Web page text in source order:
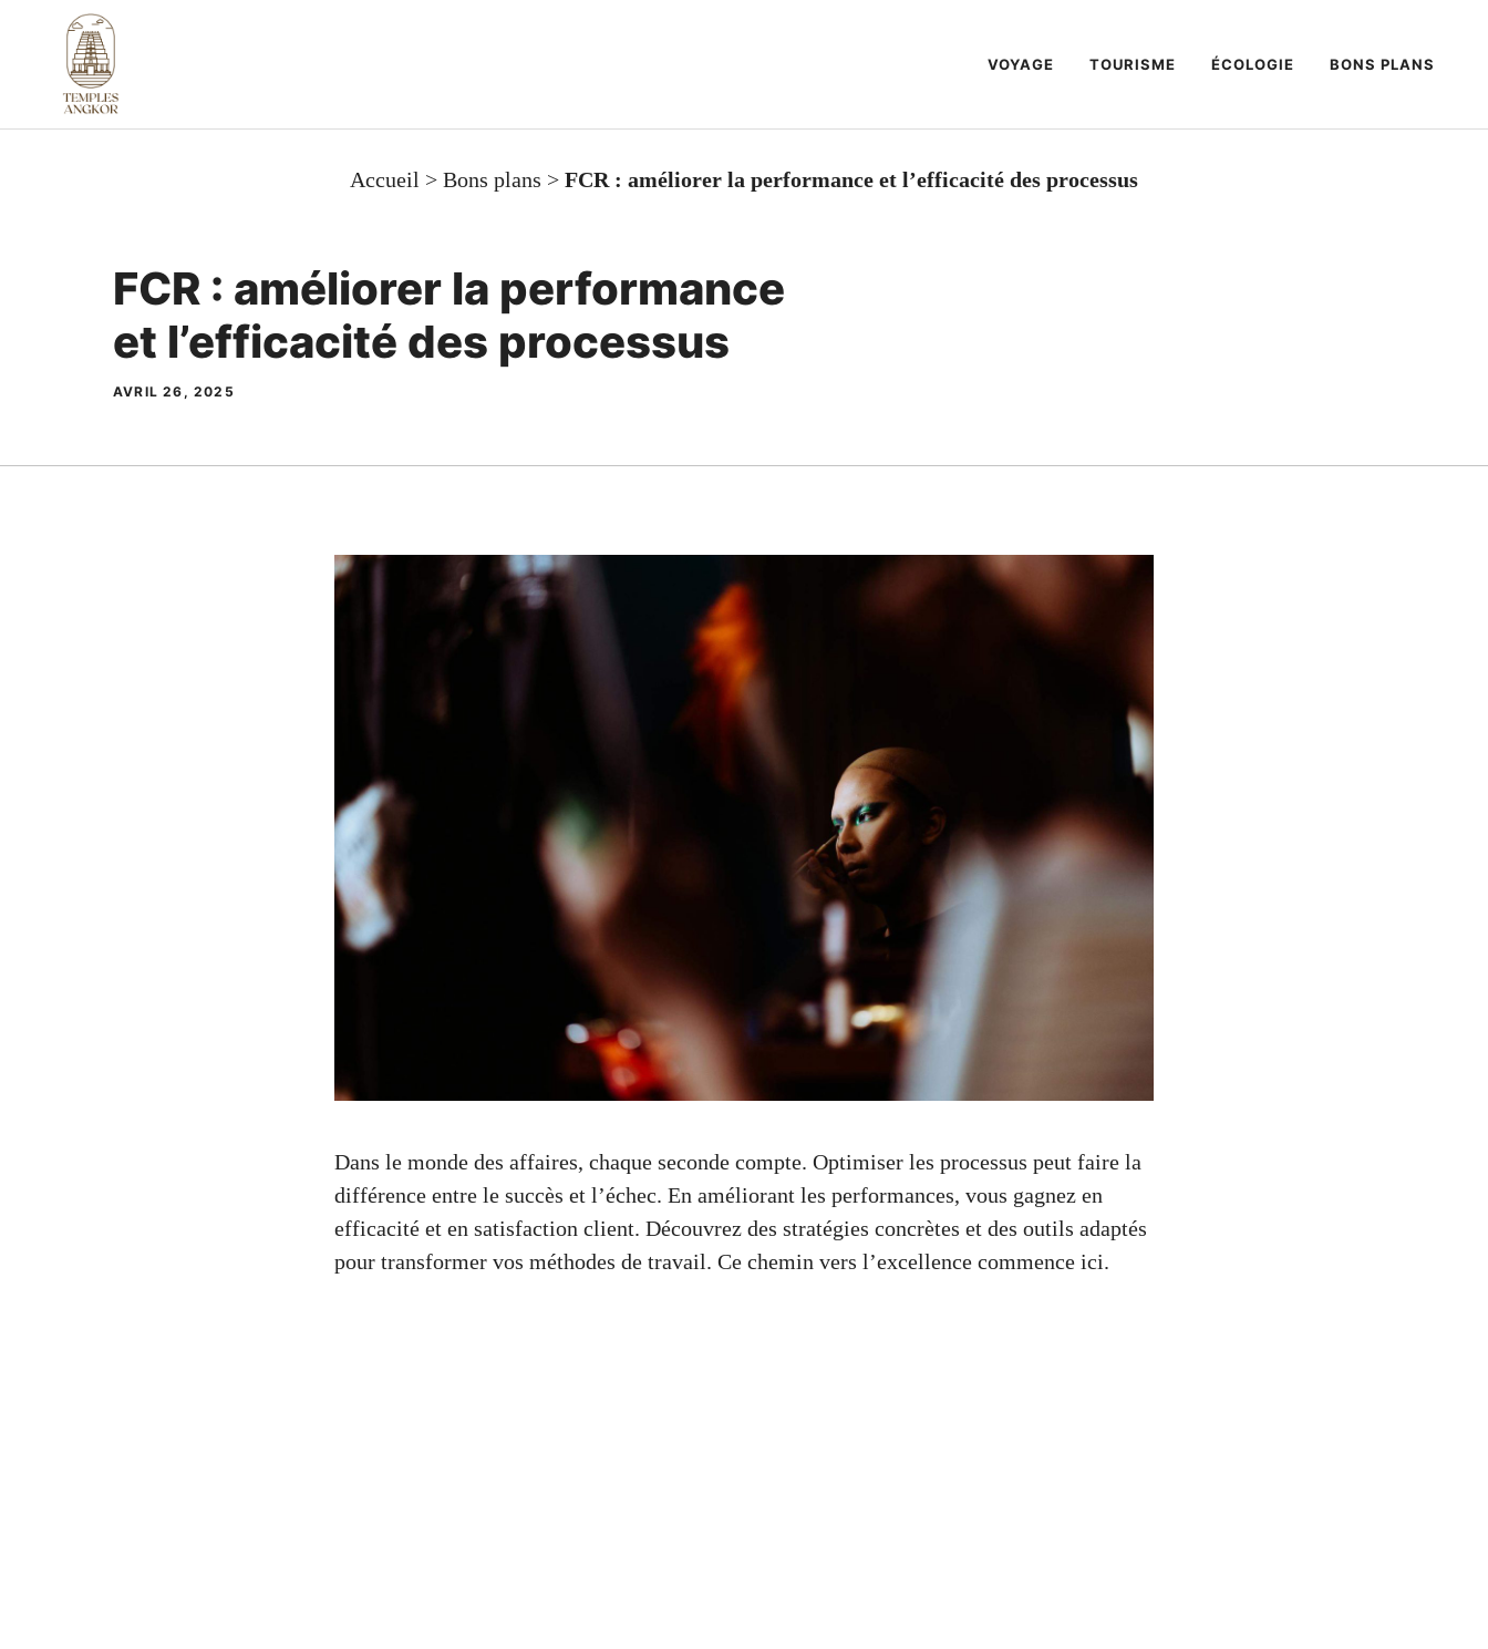
contenu
VOYAGE TOURISME ÉCOLOGIE BONS PLANS
Accueil > Bons plans > FCR : améliorer la performance et l’efficacité des processus
FCR : améliorer la performance
et l’efficacité des processus
AVRIL 26, 2025
Dans le monde des affaires, chaque seconde compte. Optimiser les processus peut faire la
différence entre le succès et l’échec. En améliorant les performances, vous gagnez en
efficacité et en satisfaction client. Découvrez des stratégies concrètes et des outils adaptés
pour transformer vos méthodes de travail. Ce chemin vers l’excellence commence ici.